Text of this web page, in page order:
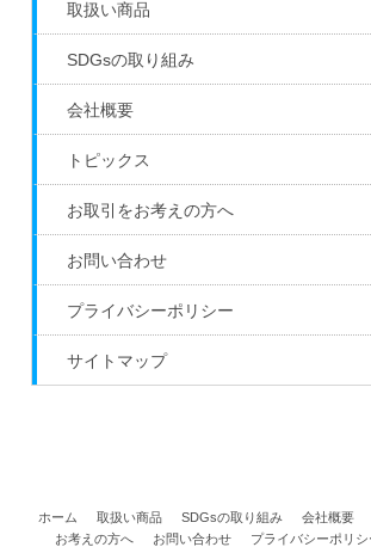
取扱い商品
SDGsの取り組み
会社概要
トピックス
お取引をお考えの方へ
お問い合わせ
プライバシーポリシー
サイトマップ
ホーム 取扱い商品 SDGsの取り組み 会社概要
お考えの方へ
お問い合わせ プライバシーポリシ